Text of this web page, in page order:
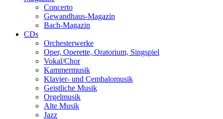
Concerto
Gewandhaus-Magazin
Bach-Magazin
CDs
Orchesterwerke
Oper, Operette, Oratorium, Singspiel
Vokal/Chor
Kammermusik
Klavier- und Cembalomusik
Geistliche Musik
Orgelmusik
Alte Musik
Jazz